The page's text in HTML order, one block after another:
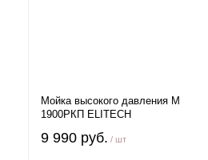
Мойка высокого давления М
1900РКП ELITECH
9 990 руб. / шт